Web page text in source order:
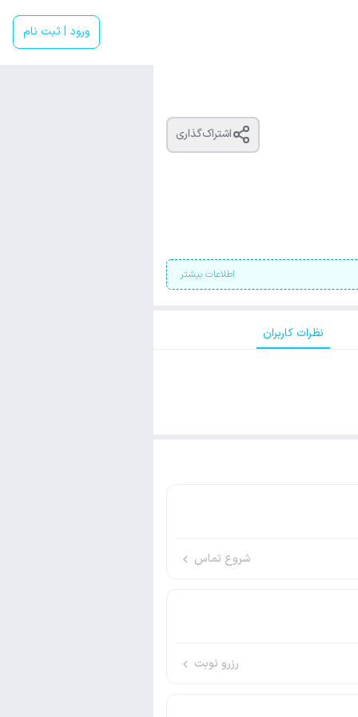
ورود | ثبت نام
اشتراک‌گذاری
اطلاعات بیشتر
نظرات کاربران
شروع تماس
رزرو نوبت